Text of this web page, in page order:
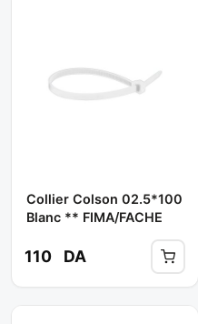
Collier Colson 02.5*100
Blanc ** FIMA/FACHE
110 DA